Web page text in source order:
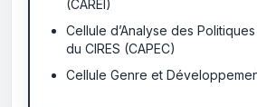
(CAREI)
Cellule d’Analyse des
du CIRES (CAPEC)
Cellule Genre et